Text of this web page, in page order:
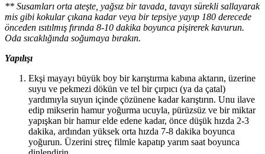
** Susamları orta ateşte, yağsız bir tavada, tavayı sürekli sallayarak
mis gibi kokular çıkana kadar veya bir tepsiye yayıp 180 derecede
önceden ısıtılmış fırında 8-10 dakika boyunca pişirerek kavurun.
Oda sıcaklığında soğumaya bırakın.
Yapılışı
Ekşi mayayı büyük boy bir karıştırma kabına aktarın, üzerine
suyu ve pekmezi dökün ve tel bir çırpıcı (ya da çatal)
yardımıyla suyun içinde çözünene kadar karıştırın. Unu ilave
edip mikserin hamur yoğurma ucuyla, pürüzsüz ve bir miktar
yapışkan bir hamur elde edene kadar, önce düşük hızda 2-3
dakika, ardından yüksek orta hızda 7-8 dakika boyunca
yoğurun. Üzerini streç filmle kapatıp yarım saat boyunca